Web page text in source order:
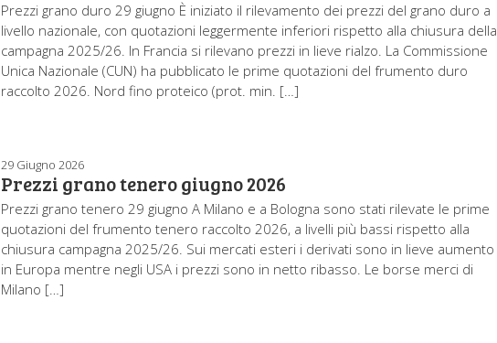
Prezzi grano duro 29 giugno È iniziato il rilevamento dei prezzi del grano duro a
livello nazionale, con quotazioni leggermente inferiori rispetto alla chiusura della
campagna 2025/26. In Francia si rilevano prezzi in lieve rialzo. La Commissione
Unica Nazionale (CUN) ha pubblicato le prime quotazioni del frumento duro
raccolto 2026. Nord fino proteico (prot. min. […]
29 Giugno 2026
Prezzi grano tenero giugno 2026
Prezzi grano tenero 29 giugno A Milano e a Bologna sono stati rilevate le prime
quotazioni del frumento tenero raccolto 2026, a livelli più bassi rispetto alla
chiusura campagna 2025/26. Sui mercati esteri i derivati sono in lieve aumento
in Europa mentre negli USA i prezzi sono in netto ribasso. Le borse merci di
Milano […]